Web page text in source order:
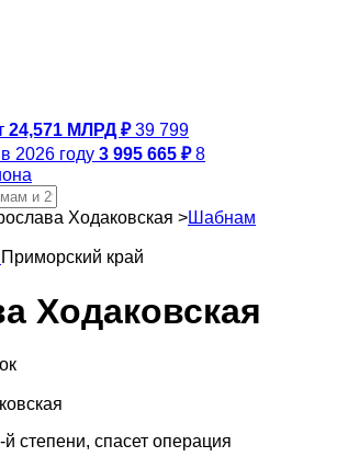
24,571 МЛРД ₽ 39 799
2026 году 3 995 665 ₽ 8
Ходаковская >Шабнам
Приморский край
Ходаковская
й степени, спасет операция